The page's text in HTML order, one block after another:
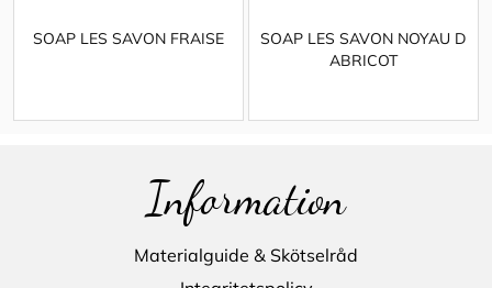
SOAP LES SAVON FRAISE
SOAP LES SAVON NOYAU D
ABRICOT
Information
Materialguide & Skötselråd